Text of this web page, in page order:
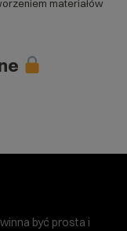
materiałów
być prosta i